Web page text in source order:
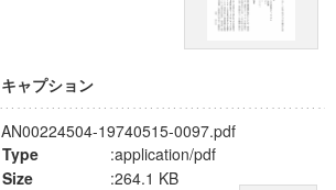
キャプション
AN00224504-19740515-0097.pdf
Type
:application/pdf
Size
:264.1 KB